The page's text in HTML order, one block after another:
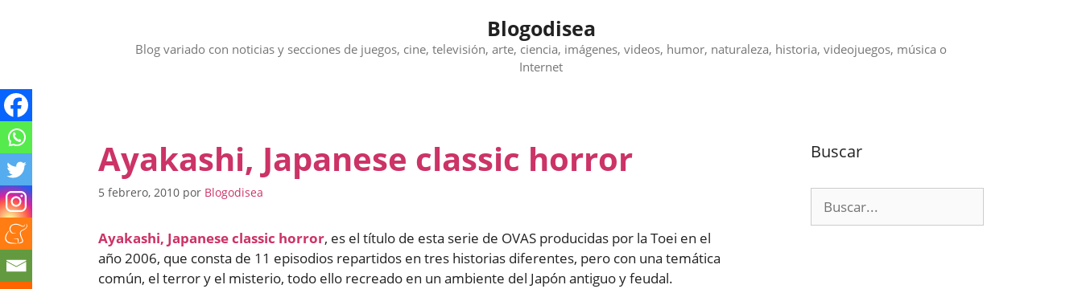
Blogodisea
Blog variado con noticias y secciones de juegos, cine, televisión, arte, ciencia, imágenes, videos, humor, naturaleza, historia, videojuegos, música o
Internet
Ayakashi, Japanese classic horror
5 febrero, 2010 por Blogodisea
Ayakashi, Japanese classic horror, es el título de esta serie de OVAS producidas por la Toei en el
año 2006, que consta de 11 episodios repartidos en tres historias diferentes, pero con una temática
común, el terror y el misterio, todo ello recreado en un ambiente del Japón antiguo y feudal.
Buscar